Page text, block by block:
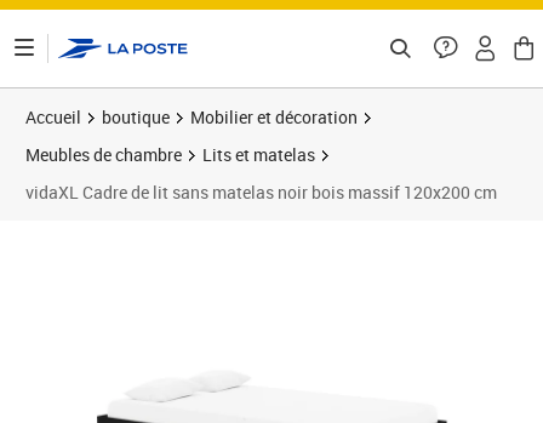
Accueil boutique
Mobilier et décoration
Meubles de chambre
Lits et matelas
vidaXL Cadre de lit sans matelas noir bois massif 120x200 cm